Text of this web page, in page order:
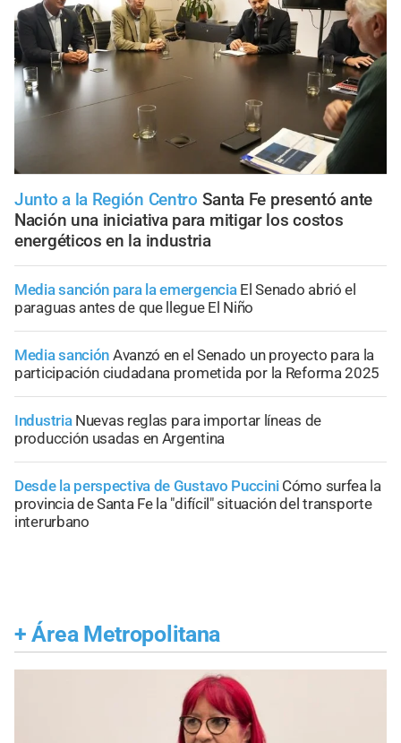
Junto a la Región Centro Santa Fe presentó ante
Nación una iniciativa para mitigar los costos
energéticos en la industria
Media sanción para la emergencia El Senado abrió el
paraguas antes de que llegue El Niño
Media sanción Avanzó en el Senado un proyecto para la
participación ciudadana prometida por la Reforma 2025
Industria Nuevas reglas para importar líneas de
producción usadas en Argentina
Desde la perspectiva de Gustavo Puccini Cómo surfea la
provincia de Santa Fe la "difícil" situación del transporte
interurbano
+ Área Metropolitana